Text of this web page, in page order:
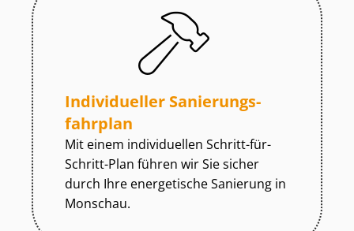
Individueller Sa­nie­rungs­
fahr­plan
Mit einem individuellen Schritt-für-
Schritt-Plan führen wir Sie sicher
durch Ihre energetische Sanierung in
Monschau.